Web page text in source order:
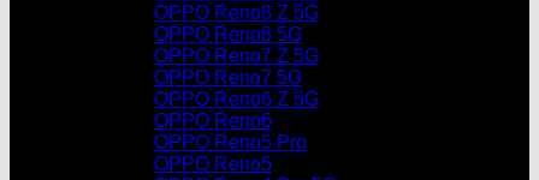
OPPO Reno8 Z 5G
OPPO Reno8 5G
OPPO Reno7 Z 5G
OPPO Reno7 5G
OPPO Reno6 Z 5G
OPPO Reno6
OPPO Reno5 Pro
OPPO Reno5